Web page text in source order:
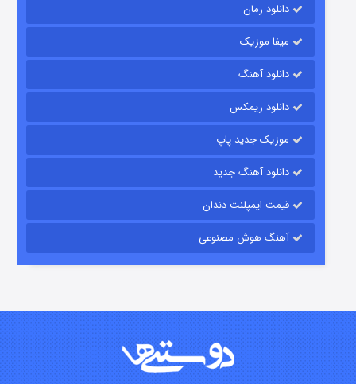
قسمت۱۵ (دوبله) منتشر شد
دانلود رمان
میفا موزیک
دانلود آهنگ
دانلود ریمکس
موزیک جدید پاپ
دانلود آهنگ جدید
قیمت ایمپلنت دندان
آهنگ هوش مصنوعی